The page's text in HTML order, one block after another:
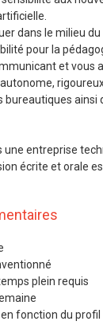
dans le milieu
pour la
et vous
bureautiques
une entreprise
écrite et orale
plein requis
fonction du profil